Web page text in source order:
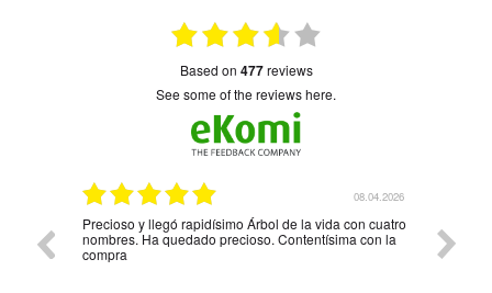
based on 477reviews
see some of the reviews here.
08.04.2026
Precioso y llegó rapidísimo Árbol de la vida con cuatro
nombres. Ha quedado precioso. Contentísima con la
compra